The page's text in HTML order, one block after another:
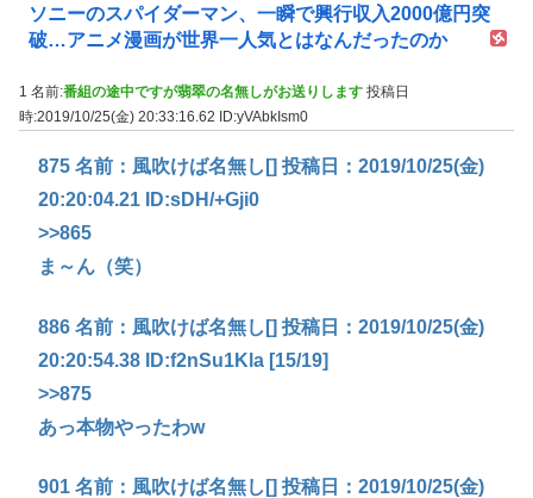
ソニーのスパイダーマン、一瞬で興行収入2000億円突
破…アニメ漫画が世界一人気とはなんだったのか
1 名前:番組の途中ですが翡翠の名無しがお送りします 投稿日
時:2019/10/25(金) 20:33:16.62
ID:yVAbkIsm0
875 名前：風吹けば名無し[] 投稿日：2019/10/25(金)
20:20:04.21 ID:sDH/+Gji0
>>865
ま～ん（笑）
886 名前：風吹けば名無し[] 投稿日：2019/10/25(金)
20:20:54.38 ID:f2nSu1Kla [15/19]
>>875
あっ本物やったわw
901 名前：風吹けば名無し[] 投稿日：2019/10/25(金)